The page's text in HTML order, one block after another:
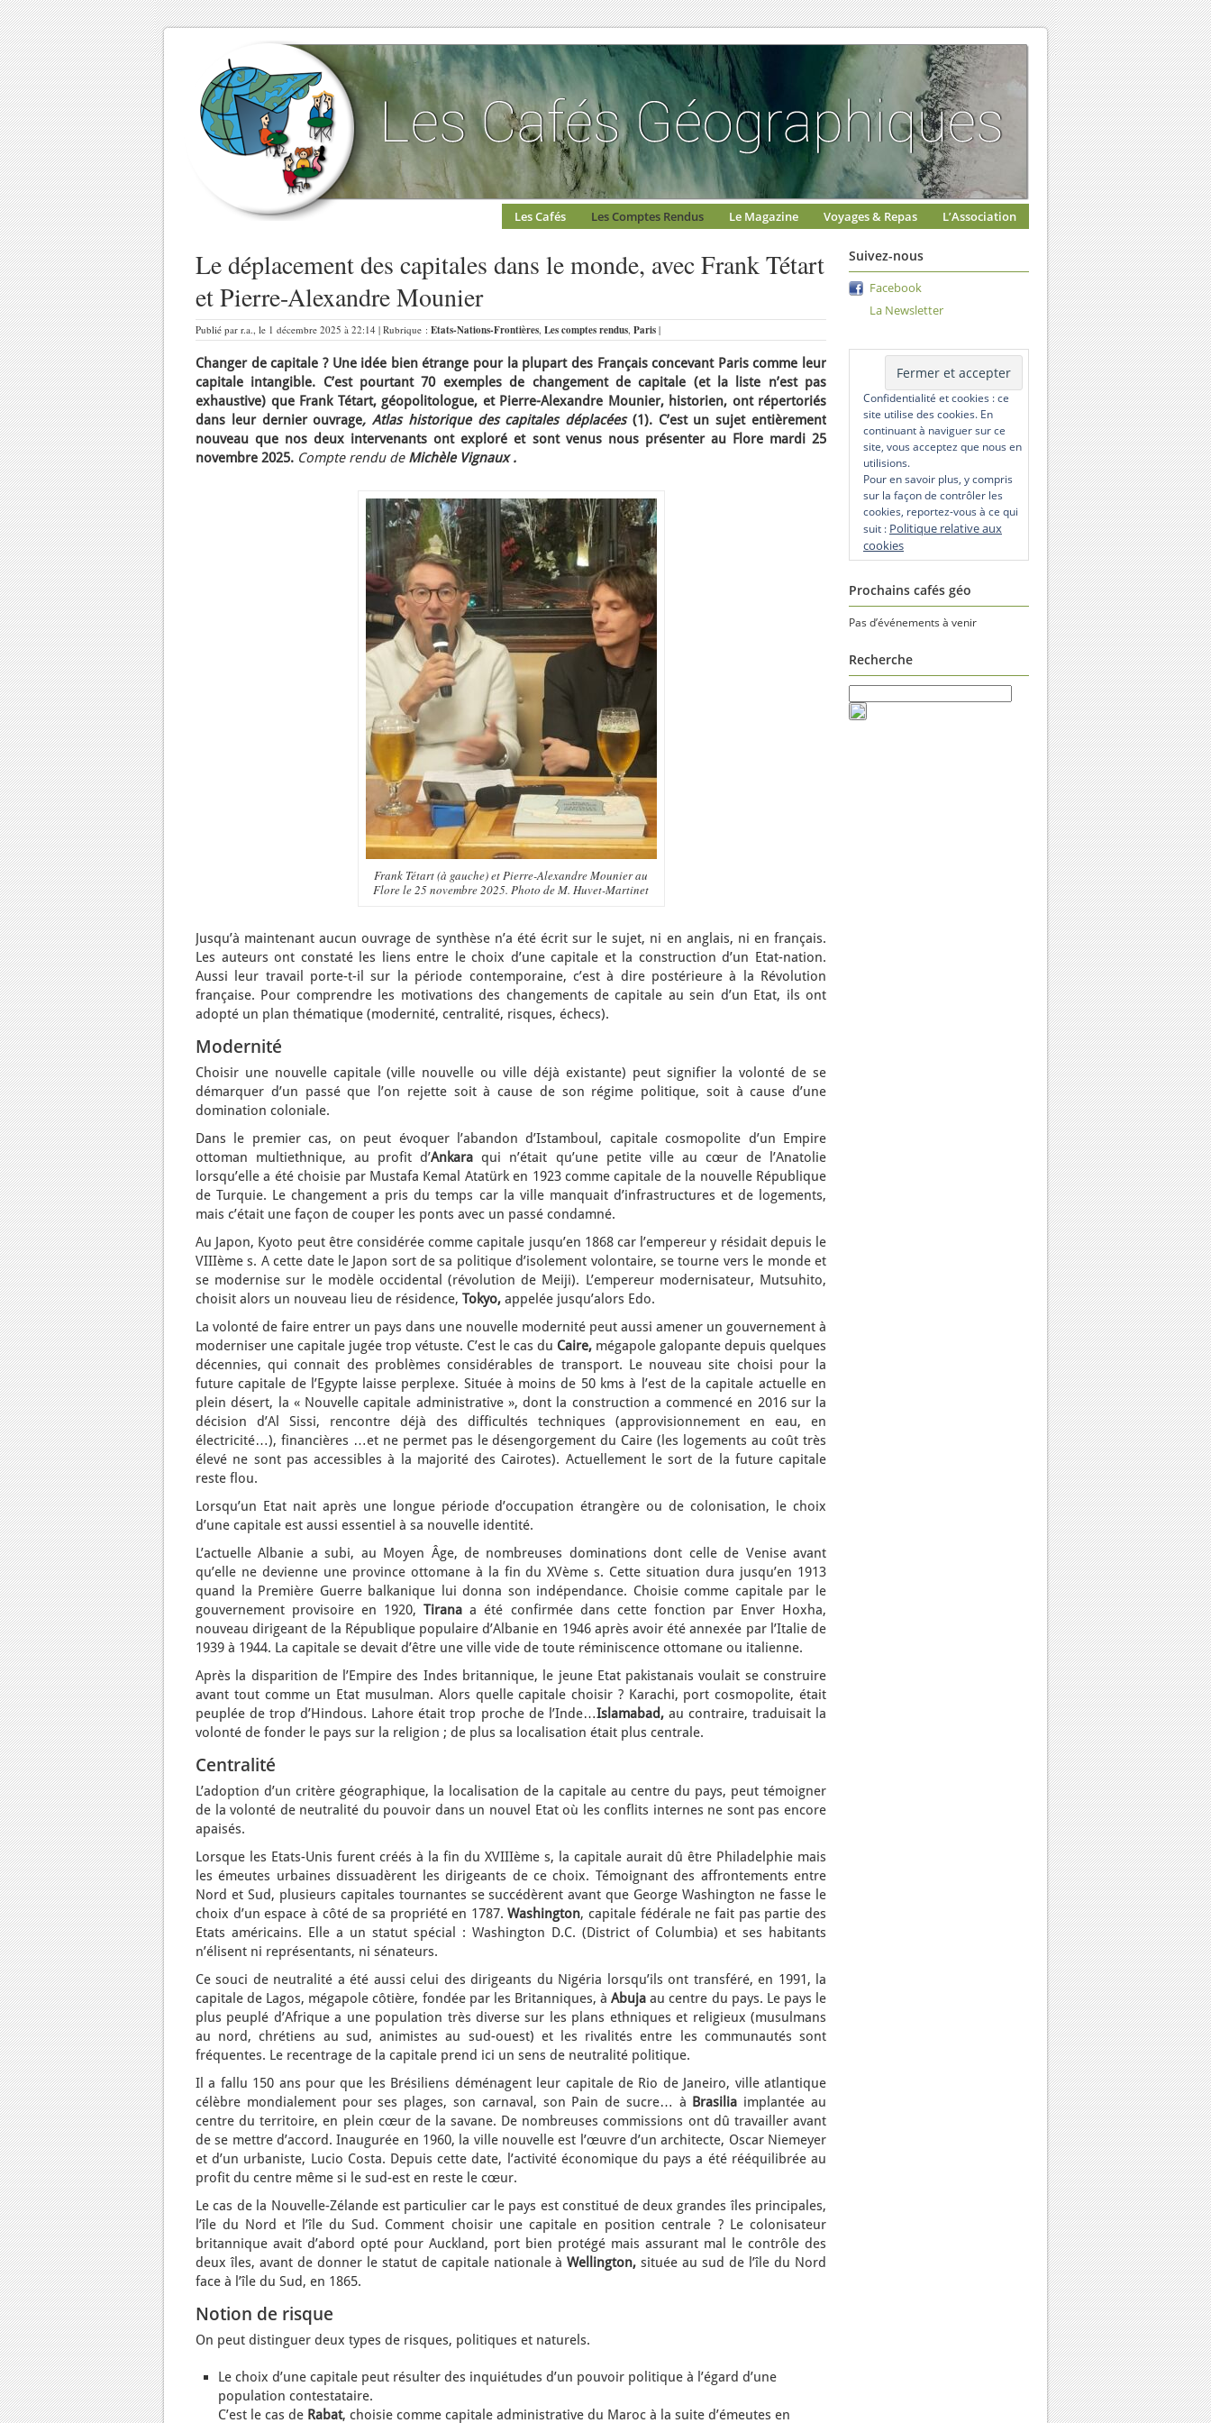
Les Cafés Les Comptes Rendus Le Magazine Voyages & Repas L’Association
Le déplacement des capitales dans le monde, avec Frank Tétart
et Pierre-Alexandre Mounier
Publié par r.a., le 1 décembre 2025 à 22:14 | Rubrique : Etats-Nations-Frontières, Les comptes rendus, Paris |
Changer de capitale ? Une idée bien étrange pour la plupart des Français concevant Paris comme leur
capitale intangible. C’est pourtant 70 exemples de changement de capitale (et la liste n’est pas
exhaustive) que Frank Tétart, géopolitologue, et Pierre-Alexandre Mounier, historien, ont répertoriés
dans leur dernier ouvrage, Atlas historique des capitales déplacées (1). C’est un sujet entièrement
nouveau que nos deux intervenants ont exploré et sont venus nous présenter au Flore mardi 25
novembre 2025. Compte rendu de Michèle Vignaux .
Frank Tétart (à gauche) et Pierre-Alexandre Mounier au
Flore le 25 novembre 2025. Photo de M. Huvet-Martinet
Jusqu’à maintenant aucun ouvrage de synthèse n’a été écrit sur le sujet, ni en anglais, ni en français.
Les auteurs ont constaté les liens entre le choix d’une capitale et la construction d’un Etat-nation.
Aussi leur travail porte-t-il sur la période contemporaine, c’est à dire postérieure à la Révolution
française. Pour comprendre les motivations des changements de capitale au sein d’un Etat, ils ont
adopté un plan thématique (modernité, centralité, risques, échecs).
Modernité
Choisir une nouvelle capitale (ville nouvelle ou ville déjà existante) peut signifier la volonté de se
démarquer d’un passé que l’on rejette soit à cause de son régime politique, soit à cause d’une
domination coloniale.
Dans le premier cas, on peut évoquer l’abandon d’Istamboul, capitale cosmopolite d’un Empire
ottoman multiethnique, au profit d’Ankara qui n’était qu’une petite ville au cœur de l’Anatolie
lorsqu’elle a été choisie par Mustafa Kemal Atatürk en 1923 comme capitale de la nouvelle République
de Turquie. Le changement a pris du temps car la ville manquait d’infrastructures et de logements,
mais c’était une façon de couper les ponts avec un passé condamné.
Au Japon, Kyoto peut être considérée comme capitale jusqu’en 1868 car l’empereur y résidait depuis le
VIIIème s. A cette date le Japon sort de sa politique d’isolement volontaire, se tourne vers le monde et
se modernise sur le modèle occidental (révolution de Meiji). L’empereur modernisateur, Mutsuhito,
choisit alors un nouveau lieu de résidence, Tokyo, appelée jusqu’alors Edo.
La volonté de faire entrer un pays dans une nouvelle modernité peut aussi amener un gouvernement à
moderniser une capitale jugée trop vétuste. C’est le cas du Caire, mégapole galopante depuis quelques
décennies, qui connait des problèmes considérables de transport. Le nouveau site choisi pour la
future capitale de l’Egypte laisse perplexe. Située à moins de 50 kms à l’est de la capitale actuelle en
plein désert, la « Nouvelle capitale administrative », dont la construction a commencé en 2016 sur la
décision d’Al Sissi, rencontre déjà des difficultés techniques (approvisionnement en eau, en
électricité…), financières …et ne permet pas le désengorgement du Caire (les logements au coût très
élevé ne sont pas accessibles à la majorité des Cairotes). Actuellement le sort de la future capitale
reste flou.
Lorsqu’un Etat nait après une longue période d’occupation étrangère ou de colonisation, le choix
d’une capitale est aussi essentiel à sa nouvelle identité.
L’actuelle Albanie a subi, au Moyen Âge, de nombreuses dominations dont celle de Venise avant
qu’elle ne devienne une province ottomane à la fin du XVème s. Cette situation dura jusqu’en 1913
quand la Première Guerre balkanique lui donna son indépendance. Choisie comme capitale par le
gouvernement provisoire en 1920,Tiranaa été confirmée dans cette fonction par Enver Hoxha,
nouveau dirigeant de la République populaire d’Albanie en 1946 après avoir été annexée par l’Italie de
1939 à 1944. La capitale se devait d’être une ville vide de toute réminiscence ottomane ou italienne.
Après la disparition de l’Empire des Indes britannique, le jeune Etat pakistanais voulait se construire
avant tout comme un Etat musulman. Alors quelle capitale choisir ? Karachi, port cosmopolite, était
peuplée de trop d’Hindous. Lahore était trop proche de l’Inde…Islamabad,au contraire, traduisait la
volonté de fonder le pays sur la religion ; de plus sa localisation était plus centrale.
Centralité
L’adoption d’un critère géographique, la localisation de la capitale au centre du pays, peut témoigner
de la volonté de neutralité du pouvoir dans un nouvel Etat où les conflits internes ne sont pas encore
apaisés.
Lorsque les Etats-Unis furent créés à la fin du XVIIIème s, la capitale aurait dû être Philadelphie mais
les émeutes urbaines dissuadèrent les dirigeants de ce choix. Témoignant des affrontements entre
Nord et Sud, plusieurs capitales tournantes se succédèrent avant que George Washington ne fasse le
choix d’un espace à côté de sa propriété en 1787.Washington, capitale fédérale ne fait pas partie des
Etats américains. Elle a un statut spécial : Washington D.C. (District of Columbia) et ses habitants
n’élisent ni représentants, ni sénateurs.
Ce souci de neutralité a été aussi celui des dirigeants du Nigéria lorsqu’ils ont transféré, en 1991, la
capitale de Lagos, mégapole côtière, fondée par les Britanniques, àAbuja au centre du pays. Le pays le
plus peuplé d’Afrique a une population très diverse sur les plans ethniques et religieux (musulmans
au nord, chrétiens au sud, animistes au sud-ouest) et les rivalités entre les communautés sont
fréquentes. Le recentrage de la capitale prend ici un sens de neutralité politique.
Il a fallu 150 ans pour que les Brésiliens déménagent leur capitale de Rio de Janeiro, ville atlantique
célèbre mondialement pour ses plages, son carnaval, son Pain de sucre… à Brasilia implantée au
centre du territoire, en plein cœur de la savane. De nombreuses commissions ont dû travailler avant
de se mettre d’accord. Inaugurée en 1960, la ville nouvelle est l’œuvre d’un architecte, Oscar Niemeyer
et d’un urbaniste, Lucio Costa. Depuis cette date, l’activité économique du pays a été rééquilibrée au
profit du centre même si le sud-est en reste le cœur.
Le cas de la Nouvelle-Zélande est particulier car le pays est constitué de deux grandes îles principales,
l’île du Nord et l’île du Sud. Comment choisir une capitale en position centrale ? Le colonisateur
britannique avait d’abord opté pour Auckland, port bien protégé mais assurant mal le contrôle des
deux îles, avant de donner le statut de capitale nationale àWellington, située au sud de l’île du Nord
face à l’île du Sud, en 1865.
Notion de risque
On peut distinguer deux types de risques, politiques et naturels.
Le choix d’une capitale peut résulter des inquiétudes d’un pouvoir politique à l’égard d’une
population contestataire.
C’est le cas de Rabat, choisie comme capitale administrative du Maroc à la suite d’émeutes en
Suivez-nous
Facebook
La Newsletter
Confidentialité et cookies : ce
site utilise des cookies. En
continuant à naviguer sur ce
site, vous acceptez que nous en
utilisions.
Pour en savoir plus, y compris
sur la façon de contrôler les
cookies, reportez-vous à ce qui
suit : Politique relative aux
cookies
Prochains cafés géo
Pas d’événements à venir
Recherche